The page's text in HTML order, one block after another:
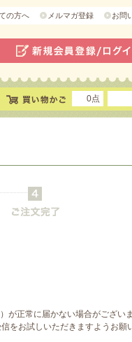
の方へ メルマガ登録 お問
0点
正常に届かない場合がございま
をお試しいただきますようお願